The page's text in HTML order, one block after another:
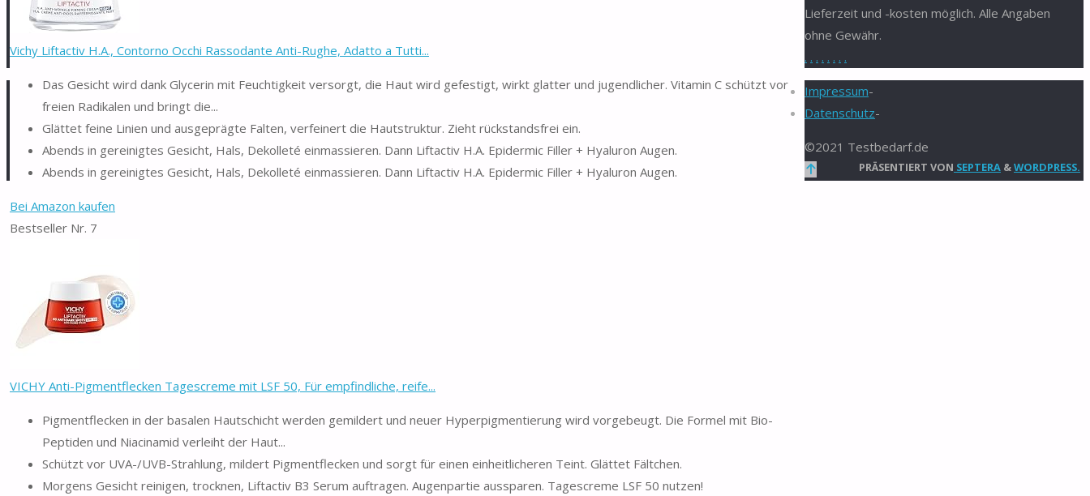
Vichy Liftactiv H.A., Contorno Occhi Rassodante Anti-Rughe, Adatto a Tutti...
Das Gesicht wird dank Glycerin mit Feuchtigkeit versorgt, die Haut wird gefestigt, wirkt glatter und jugendlicher. Vitamin C schützt vor
freien Radikalen und bringt die...
Glättet feine Linien und ausgeprägte Falten, verfeinert die Hautstruktur. Zieht rückstandsfrei ein.
Abends in gereinigtes Gesicht, Hals, Dekolleté einmassieren. Dann Liftactiv H.A. Epidermic Filler + Hyaluron Augen.
Abends in gereinigtes Gesicht, Hals, Dekolleté einmassieren. Dann Liftactiv H.A. Epidermic Filler + Hyaluron Augen.
Bei Amazon kaufen
Bestseller Nr. 7
VICHY Anti-Pigmentflecken Tagescreme mit LSF 50, Für empfindliche, reife...
Pigmentflecken in der basalen Hautschicht werden gemildert und neuer Hyperpigmentierung wird vorgebeugt. Die Formel mit Bio-
Peptiden und Niacinamid verleiht der Haut...
Schützt vor UVA-/UVB-Strahlung, mildert Pigmentflecken und sorgt für einen einheitlicheren Teint. Glättet Fältchen.
Morgens Gesicht reinigen, trocknen, Liftactiv B3 Serum auftragen. Augenpartie aussparen. Tagescreme LSF 50 nutzen!
Lieferzeit und -kosten möglich. Alle Angaben
ohne Gewähr.
. . . . . . . .
Impressum-
Datenschutz-
©2021 Testbedarf.de
PRÄSENTIERT VON SEPTERA &WORDPRESS.
Zurück